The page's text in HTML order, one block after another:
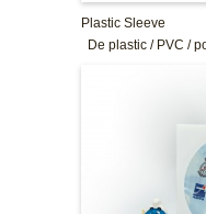
Plastic Sleeve
De plastic / PVC /